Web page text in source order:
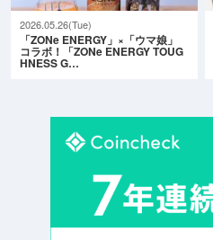
2026.05.26(Tue)
「ZONe ENERGY」×「ウマ娘」
コラボ！「ZONe ENERGY TOUG
HNESS G…